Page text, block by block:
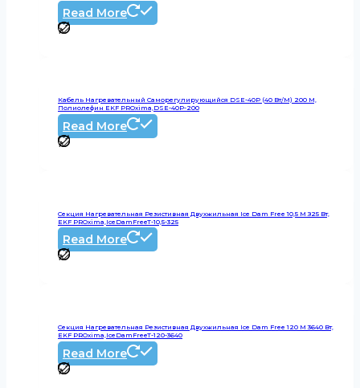
Read More
Кабель Нагревательный Саморегулирующийся DSE-40P (40 Вт/м) 200 М,
Полиолефин EKF PROxima,DSE-40P-200
Read More
Секция Нагревательная Резистивная Двухжильная Ice Dam Free 10,5 М З25 Вт,
EKF PROxima,IceDamFreeT-10,5-325
Read More
Секция Нагревательная Резистивная Двухжильная Ice Dam Free 120 М 3640 Вт,
EKF PROxima,IceDamFreeT-120-3640
Read More